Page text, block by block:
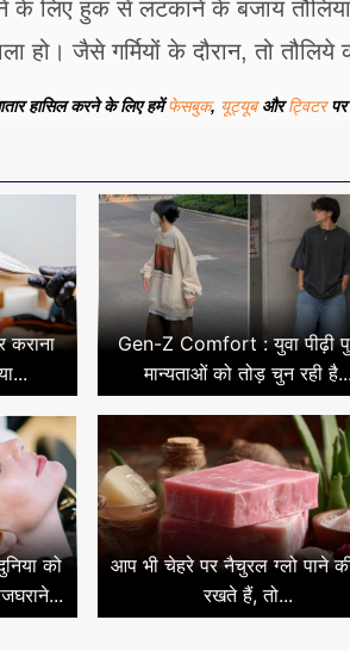
लिए हुक से लटकाने के बजाय
जैसे गर्मियों के दौरान, तो तौलिये
हासिल करने के लिए हमेंफेसबुक, यूट्यूबऔरट्विटरपर
Gen-Z Comfort : युवा पीढ़ी
मान्यताओं को तोड़ चुन रही है...
को
आप भी चेहरे पर नैचुरल ग्लो पाने
रखते हैं, तो...